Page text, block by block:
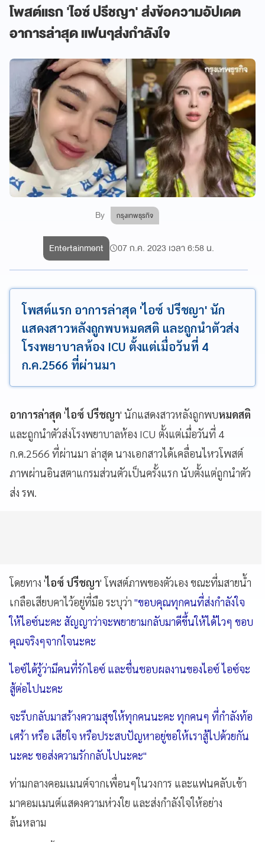
โพสต์แรก 'ไอซ์ ปรีชญา' ส่งข้อความอัปเดต
อาการล่าสุด แฟนๆส่งกำลังใจ
By กรุงเทพธุรกิจ
Entertainment 07 ก.ค. 2023 เวลา 6:58 น.
โพสต์แรก อาการล่าสุด 'ไอซ์ ปรีชญา' นัก
แสดงสาวหลังถูกพบหมดสติ และถูกนำตัวส่ง
โรงพยาบาลห้อง ICU ตั้งแต่เมื่อวันที่ 4
ก.ค.2566 ที่ผ่านมา
อาการล่าสุด 'ไอซ์ ปรีชญา' นักแสดงสาวหลังถูกพบหมดสติ
และถูกนำตัวส่งโรงพยาบาลห้อง ICU ตั้งแต่เมื่อวันที่ 4
ก.ค.2566 ที่ผ่านมา ล่าสุด นางเอกสาวได้เคลื่อนไหวโพสต์
ภาพผ่านอินสตาแกรมส่วนตัวเป็นครั้งแรก นับตั้งแต่ถูกนำตัว
ส่ง รพ.
โดยทาง 'ไอซ์ ปรีชญา' โพสต์ภาพของตัวเอง ขณะที่มสายน้ำ
เกลือเสียบคาไว้อยู่ที่มือ ระบุว่า "ขอบคุณทุกคนที่ส่งกำลังใจ
ให้ไอซ์นะคะ สัญญาว่าจะพยายามกลับมาดีขึ้นให้ได้ไวๆ ขอบ
คุณจริงๆจากใจนะคะ
ไอซ์ได้รู้ว่ามีคนที่รักไอซ์ และชื่นชอบผลงานของไอซ์ ไอซ์จะ
สู้ต่อไปนะคะ
จะรีบกลับมาสร้างความสุขให้ทุกคนนะคะ ทุกคนๆ ที่กำลังท้อ
เศร้า หรือ เสียใจ หรือประสบปัญหาอยู่ขอให้เราสู้ไปด้วยกัน
นะคะ ขอส่งความรักกลับไปนะคะ"
ท่ามกลางคอมเมนต์จากเพื่อนๆในวงการ และแฟนคลับเข้า
มาคอมเมนต์แสดงความห่วงใย และส่งกำลังใจให้อย่าง
ล้นหลาม